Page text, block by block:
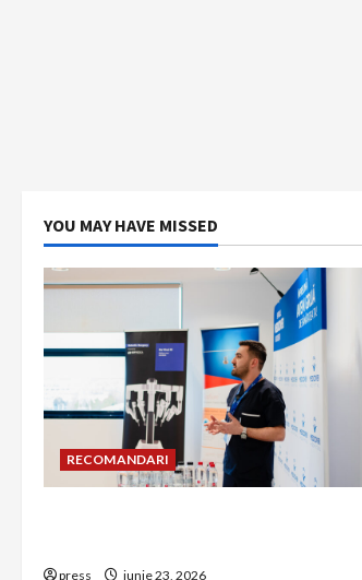
YOU MAY HAVE MISSED
RECOMANDARI
press iunie 23, 2026